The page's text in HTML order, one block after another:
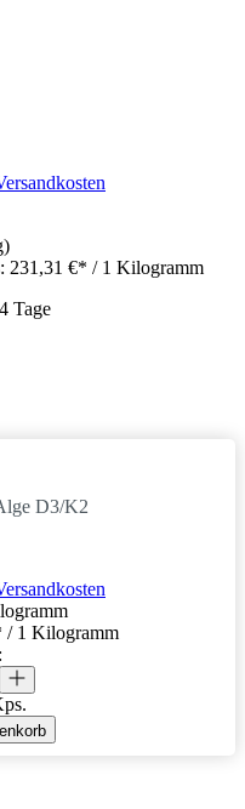
231,31 €* / 1 Kilogramm
Tage
D3/K2
/ 1 Kilogramm